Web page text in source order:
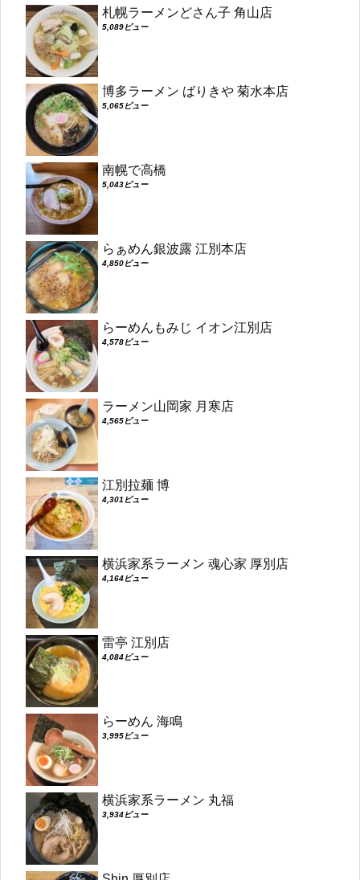
札幌ラーメンどさん子 角山店
5,089ビュー
博多ラーメン ばりきや 菊水本店
5,065ビュー
南幌で高橋
5,043ビュー
らぁめん銀波露 江別本店
4,850ビュー
らーめんもみじ イオン江別店
4,578ビュー
ラーメン山岡家 月寒店
4,565ビュー
江別拉麺 博
4,301ビュー
横浜家系ラーメン 魂心家 厚別店
4,164ビュー
雷亭 江別店
4,084ビュー
らーめん 海鳴
3,995ビュー
横浜家系ラーメン 丸福
3,934ビュー